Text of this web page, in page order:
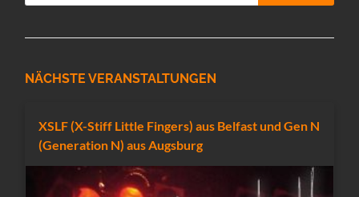
NÄCHSTE VERANSTALTUNGEN
XSLF (X-Stiff Little Fingers) aus Belfast und Gen N
(Generation N) aus Augsburg